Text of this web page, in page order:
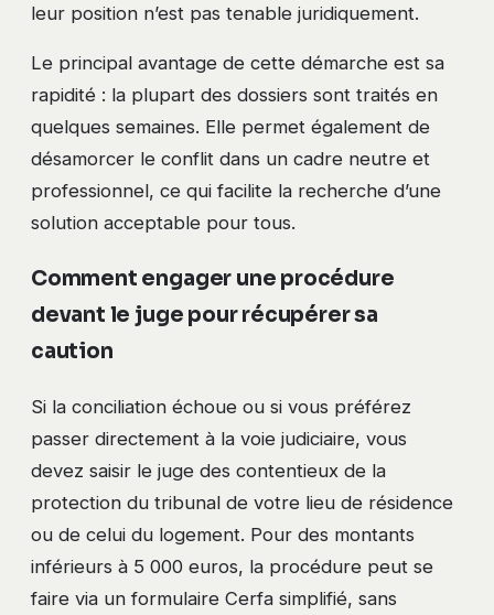
leur position n’est pas tenable juridiquement.
Le principal avantage de cette démarche est sa
rapidité : la plupart des dossiers sont traités en
quelques semaines. Elle permet également de
désamorcer le conflit dans un cadre neutre et
professionnel, ce qui facilite la recherche d’une
solution acceptable pour tous.
Comment engager une procédure
devant le juge pour récupérer sa
caution
Si la conciliation échoue ou si vous préférez
passer directement à la voie judiciaire, vous
devez saisir le juge des contentieux de la
protection du tribunal de votre lieu de résidence
ou de celui du logement. Pour des montants
inférieurs à 5 000 euros, la procédure peut se
faire via un formulaire Cerfa simplifié, sans